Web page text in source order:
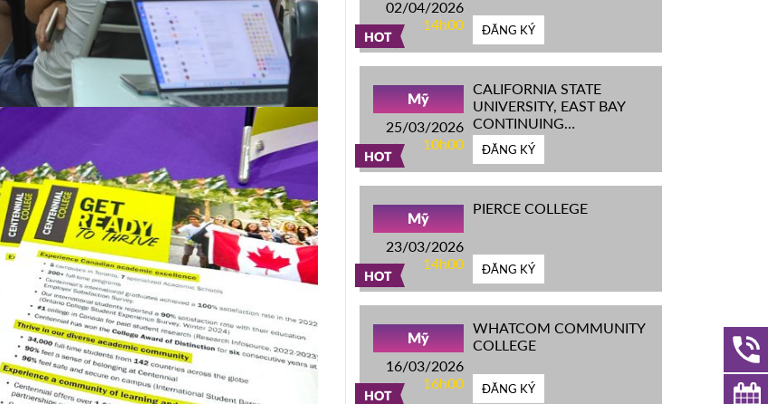
HOT
02/04/2026
14h00
ĐĂNG KÝ
HOT
Mỹ
25/03/2026
10h00
CALIFORNIA STATE
UNIVERSITY, EAST BAY
CONTINUING
EDUCATION
ĐĂNG KÝ
HOT
Mỹ
23/03/2026
14h00
PIERCE COLLEGE
ĐĂNG KÝ
HOT
Mỹ
16/03/2026
16h00
WHATCOM COMMUNITY
COLLEGE
ĐĂNG KÝ